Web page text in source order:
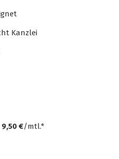
Kanzlei
9,50 €/mtl.*